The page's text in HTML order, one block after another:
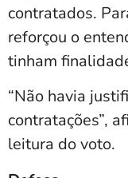
contratados.
reforçou o
tinham
“Não havia
contratações”,
leitura do voto.